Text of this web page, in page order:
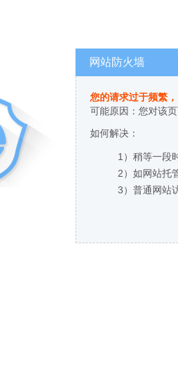
网站防火墙
您的请求过于频繁
可能原因：您对该
如何解决：
1）稍等一段
2）如网站托
3）普通网站